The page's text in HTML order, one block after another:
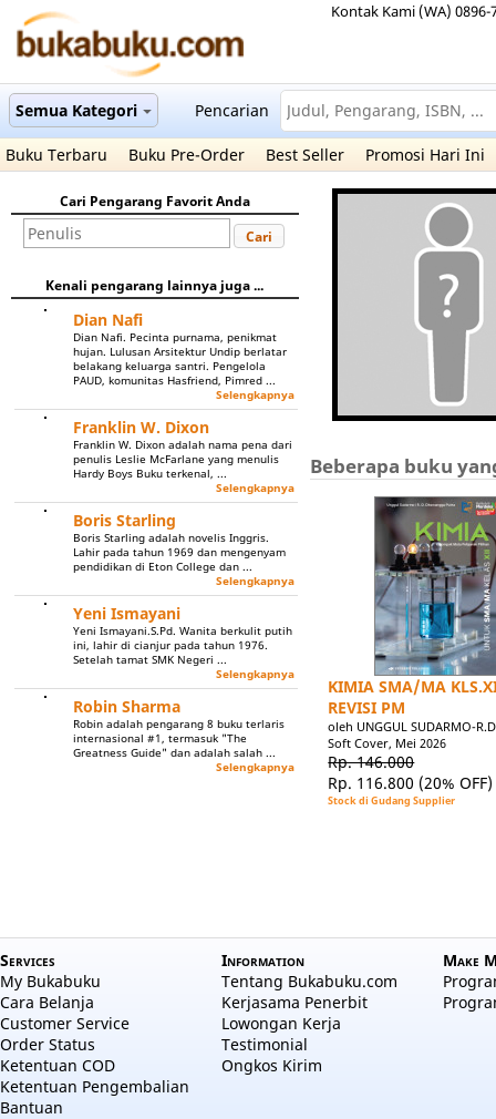
Kontak Kami (WA) 0896-
Semua Kategori Pencarian
Buku Terbaru Buku Pre-Order Best Seller Promosi Hari Ini
Cari Pengarang Favorit Anda
Cari
Kenali pengarang lainnya juga ...
Dian Nafi
Dian Nafi. Pecinta purnama, penikmat
hujan. Lulusan Arsitektur Undip berlatar
belakang keluarga santri. Pengelola
PAUD, komunitas Hasfriend, Pimred ...
Selengkapnya
Franklin W. Dixon
Franklin W. Dixon adalah nama pena dari
penulis Leslie McFarlane yang menulis
Hardy Boys Buku terkenal, ...
Selengkapnya
Boris Starling
Boris Starling adalah novelis Inggris.
Lahir pada tahun 1969 dan mengenyam
pendidikan di Eton College dan ...
Selengkapnya
Yeni Ismayani
Yeni Ismayani.S.Pd. Wanita berkulit putih
ini, lahir di cianjur pada tahun 1976.
Setelah tamat SMK Negeri ...
Selengkapnya
Robin Sharma
Robin adalah pengarang 8 buku terlaris
internasional #1, termasuk "The
Greatness Guide" dan adalah salah ...
Selengkapnya
Beberapa buku
KIMIA SMA/MA
REVISI PM
oleh UNGGUL SUDARMO-R.D
Soft Cover, Mei 2026
Rp. 146.000
Rp. 116.800 (20% OFF)
Stock di Gudang Supplier
Services
My Bukabuku
Cara Belanja
Customer Service
Order Status
Ketentuan COD
Ketentuan Pengembalian
Bantuan
Information
Tentang Bukabuku.com
Kerjasama Penerbit
Lowongan Kerja
Testimonial
Ongkos Kirim
Make